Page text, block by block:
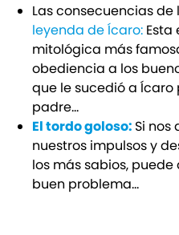
Las consecuencias
leyenda de Ícaro: Esta
mitológica más
obediencia a los
que le sucedió a Ícaro
padre…
El tordo goloso: Si nos
nuestros impulsos y
los más sabios,
buen problema…